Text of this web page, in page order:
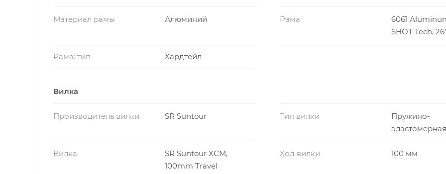
Материал рамы Алюминий Рама
6061
SHOT Tech,
Рама: тип Хардтейл
Вилка
Производитель вилки SR Suntour Тип вилки
Пружино-
эластомерная
Вилка
SR Suntour XCM,
100mm Travel
Ход вилки 100 мм